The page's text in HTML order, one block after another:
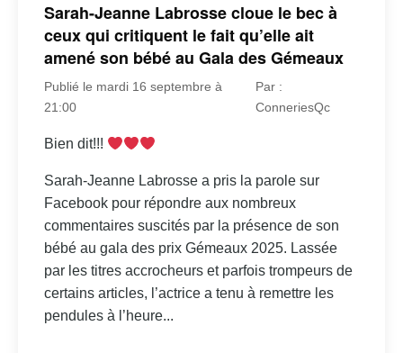
Sarah-Jeanne Labrosse cloue le bec à
ceux qui critiquent le fait qu’elle ait
amené son bébé au Gala des Gémeaux
Publié le mardi 16 septembre à
21:00
Par :
ConneriesQc
Bien dit!!!
Sarah-Jeanne Labrosse a pris la parole sur
Facebook pour répondre aux nombreux
commentaires suscités par la présence de son
bébé au gala des prix Gémeaux 2025. Lassée
par les titres accrocheurs et parfois trompeurs de
certains articles, l’actrice a tenu à remettre les
pendules à l’heure...